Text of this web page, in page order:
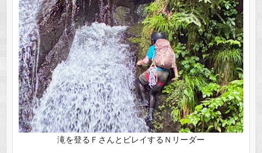
滝を登るＦさんとビレイするＮリーダー